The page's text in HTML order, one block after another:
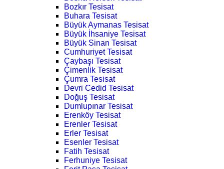
Bozkır Tesisat
Buhara Tesisat
Büyük Aymanas Tesisat
Büyük İhsaniye Tesisat
Büyük Sinan Tesisat
Cumhuriyet Tesisat
Çaybaşı Tesisat
Çimenlik Tesisat
Çumra Tesisat
Devri Cedid Tesisat
Doğuş Tesisat
Dumlupınar Tesisat
Erenköy Tesisat
Erenler Tesisat
Erler Tesisat
Esenler Tesisat
Fatih Tesisat
Ferhuniye Tesisat